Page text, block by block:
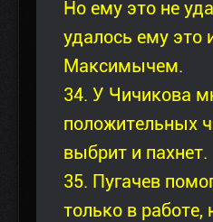
Hо ему это не
удалось ему
Максимычем.
34. У Чичикова
положительных
выбрит и пахнет.
35. Пугачев
только в работе,